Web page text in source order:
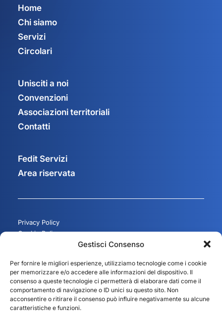
Gestisci Consenso
Per fornire le migliori esperienze, utilizziamo tecnologie come i cookie
per memorizzare e/o accedere alle informazioni del dispositivo. Il
consenso a queste tecnologie ci permetterà di elaborare dati come il
comportamento di navigazione o ID unici su questo sito. Non
acconsentire o ritirare il consenso può influire negativamente su alcune
caratteristiche e funzioni.
Home
Chi siamo
Servizi
Circolari
Unisciti a noi
Convenzioni
Associazioni territoriali
Contatti
Fedit Servizi
Area riservata
Privacy Policy
Cookie Policy